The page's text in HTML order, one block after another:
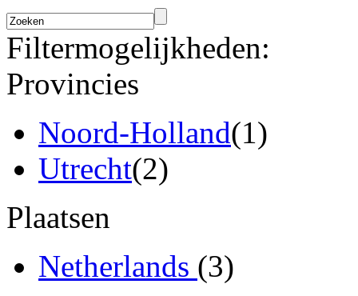
Filtermogelijkheden:
Provincies
Noord-Holland(1)
Utrecht(2)
Plaatsen
Netherlands (3)